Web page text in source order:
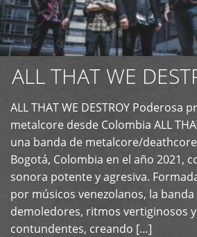
ALL THAT WE
ALL THAT WE DESTROY Poderosa
metalcore desde Colombia ALL
una banda de metalcore/
Bogotá, Colombia en el año 2021,
sonora potente y agresiva.
por músicos venezolanos, la
demoledores, ritmos vertiginosos
contundentes, creando […]
+